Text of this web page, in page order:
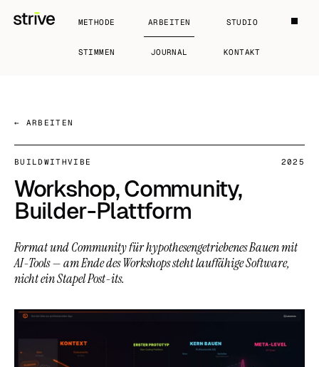
METHODE ARBEITEN STUDIO
STIMMEN JOURNAL KONTAKT
← ARBEITEN
BUILDWITHVIBE 2025
Workshop, Community,
Builder-Plattform
Format und Community für hypothesengetriebenes Bauen mit
AI-Tools — am Ende des Workshops steht lauffähige Software,
nicht ein Stapel Post-its.